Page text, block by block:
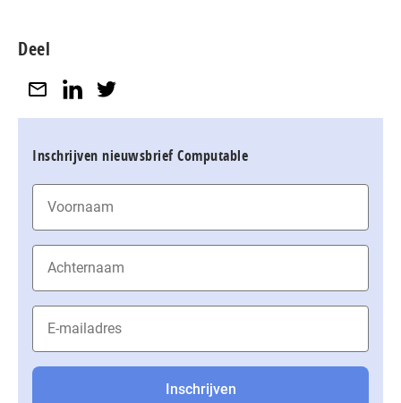
Deel
Inschrijven nieuwsbrief Computable